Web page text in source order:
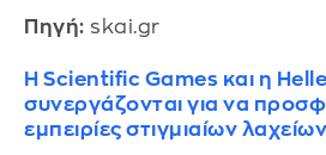
Πηγή: skai.gr
Η Scientific Games και η
συνεργάζονται για να
εμπειρίες στιγμιαίων λαχείων